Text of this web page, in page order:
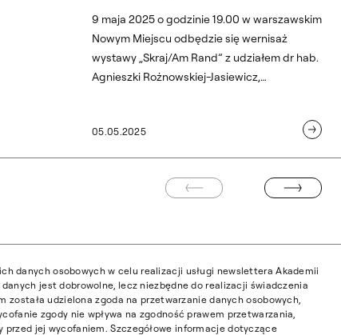
9 maja 2025 o godzinie 19.00 w warszawskim
Nowym Miejscu odbędzie się wernisaż
wystawy „Skraj/Am Rand” z udziałem dr hab.
Agnieszki Rożnowskiej-Jasiewicz,
z Wydziału Malarstwa. Wydarzenie
Grzegorzewskiej w Warszawie oraz Institut
05.05.2025
POPRZEDNIA STRONA NASTĘPNA
danych osobowych w celu realizacji usługi newslettera Akademii
jest dobrowolne, lecz niezbędne do realizacji świadczenia
została udzielona zgoda na przetwarzanie danych osobowych,
zgody nie wpływa na zgodność prawem przetwarzania,
przed jej wycofaniem. Szczegółowe informacje dotyczące